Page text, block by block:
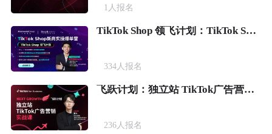
1人报名
TikTok Shop 领飞计划：TikTok Shop新商实操爆单营
334人报名
飞跃计划：独立站 TikTok广告营销实战课
236人报名